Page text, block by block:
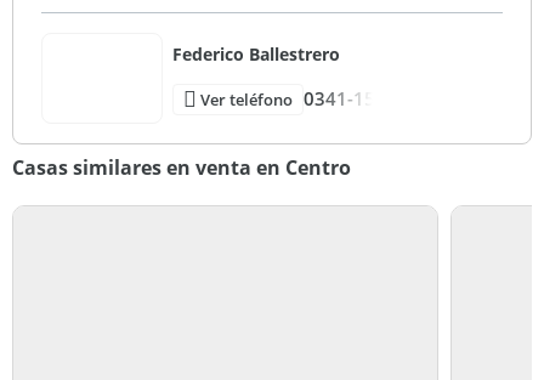
Federico Ballestrero
Ver teléfono 0341-15
Casas similares en venta en Centro